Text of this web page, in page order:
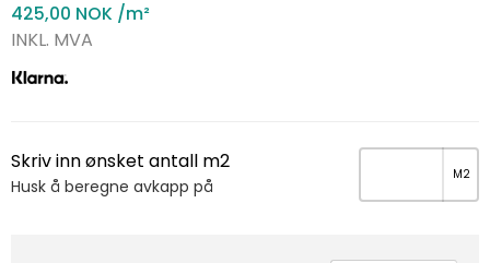
425,00 NOK /m²
INKL. MVA
Skriv inn ønsket antall m2
Husk å beregne avkapp på